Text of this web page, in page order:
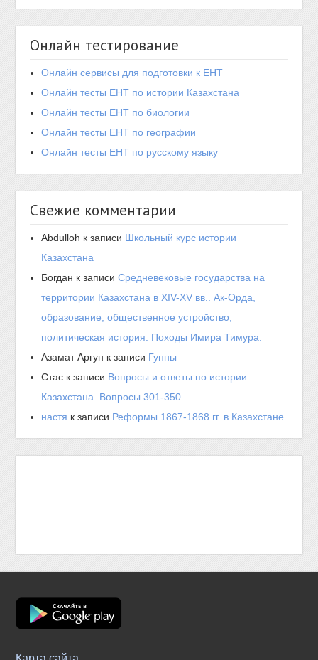
Онлайн тестирование
Онлайн сервисы для подготовки к ЕНТ
Онлайн тесты ЕНТ по истории Казахстана
Онлайн тесты ЕНТ по биологии
Онлайн тесты ЕНТ по географии
Онлайн тесты ЕНТ по русскому языку
Свежие комментарии
Abdulloh к записи Школьный курс истории
Казахстана
Богдан к записиСредневековые государства на
территории Казахстана в XIV-XV вв.. Ак-Орда,
образование, общественное устройство,
политическая история. Походы Имира Тимура.
Азамат Аргун к записи Гунны
Стас к записи Вопросы и ответы по истории
Казахстана. Вопросы 301-350
настя к записи Реформы 1867-1868 гг. в Казахстане